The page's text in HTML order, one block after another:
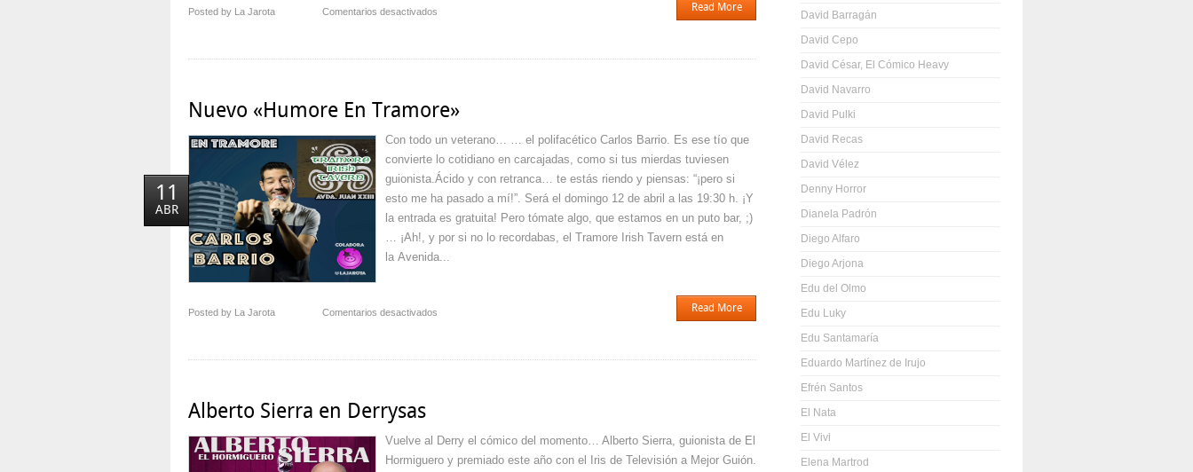
Posted by La Jarota Comentarios desactivados
dando
Read More
Nuevo «Humore En Tramore»
11
ABR
Con todo un veterano… … el polifacético Carlos Barrio. Es ese tío que
convierte lo cotidiano en carcajadas, como si tus mierdas tuviesen
guionista.Ácido y con retranca… te estás riendo y piensas: “¡pero si
esto me ha pasado a mí!”. Será el domingo 12 de abril a las 19:30 h. ¡Y
la entrada es gratuita! Pero tómate algo, que estamos en un puto bar, ;)
… ¡Ah!, y por si no lo recordabas, el Tramore Irish Tavern está en
la Avenida...
Posted by La Jarota Comentarios desactivados
En
Read More
Alberto Sierra en Derrysas
Vuelve al Derry el cómico del momento… Alberto Sierra, guionista de El
Hormiguero y premiado este año con el Iris de Televisión a Mejor Guión.
David Barragán
David Cepo
David César, El Cómico Heavy
David Navarro
David Pulki
David Recas
David Vélez
Denny Horror
Dianela Padrón
Diego Alfaro
Diego Arjona
Edu del Olmo
Edu Luky
Edu Santamaría
Eduardo Martínez de Irujo
Efrén Santos
El Nata
El Vivi
Elena Martrod